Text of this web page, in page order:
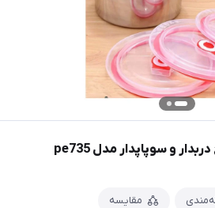
ظرف نگهدارنده غذا طرح دربدار و سوپاپدار مدل pe735
مقایسه